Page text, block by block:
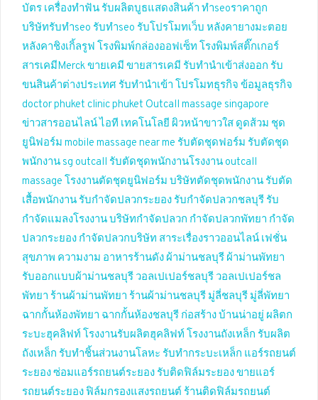
บัตร เครื่องทำฟัน รับผลิตบูธแสดงสินค้า ทำseoราคาถูก
บริษัทรับทำseo รับทำseo รับโปรโมทเว็บ หลังคายางมะตอย
หลังคาชิงเกิ้ลรูฟ โรงพิมพ์กล่องออฟเซ็ท โรงพิมพ์สติ๊กเกอร์
สารเคมีMerckขายเคมี ขายสารเคมี รับทำนำเข้าส่งออก รับ
ขนสินค้าต่างประเทศ รับทำนำเข้า โปรโมทธุรกิจ ข้อมูลธุรกิจ
doctor phuket clinic phuket Outcall massage singapore
ข่าวสารออนไลน์ไอที เทคโนโลยี ผิวหน้าขาวใส ดูดส้วม ชุด
ยูนิฟอร์ม mobile massage near me รับตัดชุดฟอร์ม รับตัดชุด
พนักงาน sg outcall รับตัดชุดพนักงานโรงงาน outcall
massage โรงงานตัดชุดยูนิฟอร์ม บริษัทตัดชุดพนักงาน รับตัด
เสื้อพนักงาน รับกำจัดปลวกระยอง รับกำจัดปลวกชลบุรี รับ
กำจัดแมลงโรงงานบริษัทกำจัดปลวก กำจัดปลวกพัทยา กำจัด
ปลวกระยอง กำจัดปลวกบริษัท สาระเรื่องราวออนไลน์ เฟชั่น
สุขภาพ ความงาม อาหารร้านดัง ผ้าม่านชลบุรี ผ้าม่านพัทยา
รับออกแบบผ้าม่านชลบุรี วอลเปเปอร์ชลบุรี วอลเปเปอร์ชล
พัทยา ร้านผ้าม่านพัทยา ร้านผ้าม่านชลบุรี มู่ลี่ชลบุรี มู่ลี่พัทยา
ฉากกั้นห้องพัทยา ฉากกั้นห้องชลบุรี ก่อสร้าง บ้านน่าอยู่ ผลิตก
ระบะฮุคลิฟท์ โรงงานรับผลิตฮุคลิฟท์ โรงงานถังเหล็ก รับผลิต
ถังเหล็ก รับทำชิ้นส่วนงานโลหะ รับทำกระบะเหล็ก แอร์รถยนต์
ระยองซ่อมแอร์รถยนต์ระยอง รับติดฟิล์มระยองขายแอร์
รถยนต์ระยอง ฟิล์มกรองแสงรถยนต์ ร้านติดฟิล์มรถยนต์